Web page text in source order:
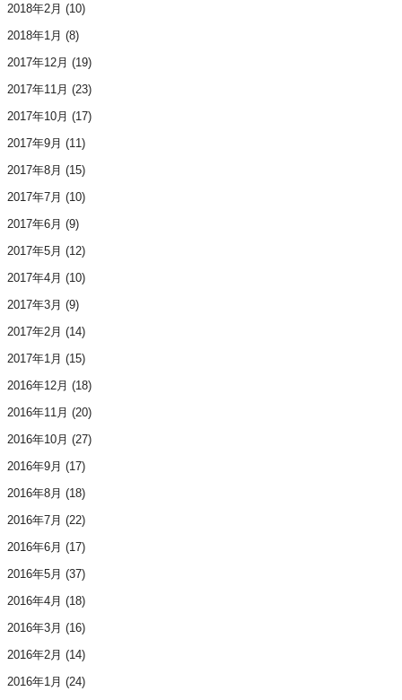
2018年2月 (10)
2018年1月 (8)
2017年12月 (19)
2017年11月 (23)
2017年10月 (17)
2017年9月 (11)
2017年8月 (15)
2017年7月 (10)
2017年6月 (9)
2017年5月 (12)
2017年4月 (10)
2017年3月 (9)
2017年2月 (14)
2017年1月 (15)
2016年12月 (18)
2016年11月 (20)
2016年10月 (27)
2016年9月 (17)
2016年8月 (18)
2016年7月 (22)
2016年6月 (17)
2016年5月 (37)
2016年4月 (18)
2016年3月 (16)
2016年2月 (14)
2016年1月 (24)